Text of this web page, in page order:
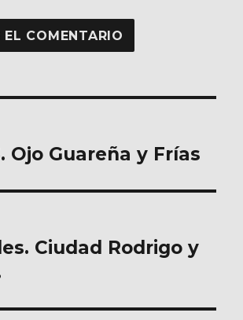
Ojo Guareña y Frías
Ciudad Rodrigo y